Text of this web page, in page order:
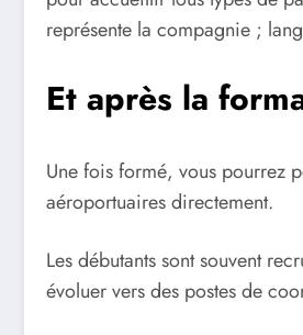
représente la compagnie ;
Et après la
Une fois formé, vous pourrez
aéroportuaires directement.
Les débutants sont souvent
évoluer vers des postes de